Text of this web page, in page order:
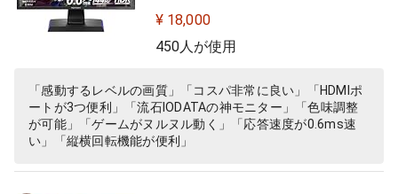
playPort/スピーカー付/高さ調整/縦
横回転) EX-LDGC242HTB
¥ 18,000
450人が使用
「感動するレベルの画質」「コスパ非常に良い」「HDMIポ
ートが3つ便利」「流石IODATAの神モニター」「色味調整
が可能」「ゲームがヌルヌル動く」「応答速度が0.6ms速
い」「縦横回転機能が便利」